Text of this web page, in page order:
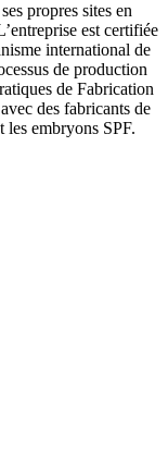
propres sites en
est certifiée
international de
de production
de Fabrication
des fabricants de
les embryons SPF.